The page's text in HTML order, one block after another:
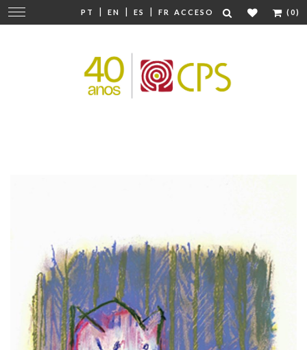
PT | EN | ES | FR ACCESO (0)
Cambiar
navegación